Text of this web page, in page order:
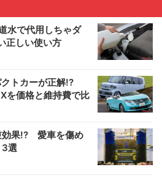
水で代用しちゃダ
正しい使い方
トカーが正解!?
を価格と維持費で比
効果!? 愛車を傷め
3選